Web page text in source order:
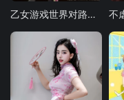
乙女游戏世界对路人角色很不友好 第二季